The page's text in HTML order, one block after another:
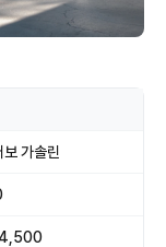
가솔린